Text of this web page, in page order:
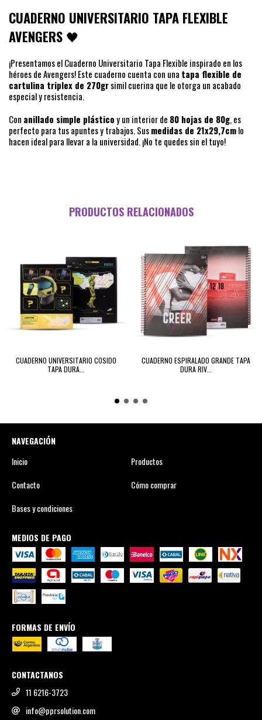
CUADERNO UNIVERSITARIO TAPA FLEXIBLE
AVENGERS 🖤
¡Presentamos el Cuaderno Universitario Tapa Flexible inspirado en los
héroes de Avengers! Este cuaderno cuenta con una tapa flexible de
cartulina triplex de 270grsimil cuerina que le otorga un acabado
especial y resistencia.
Con anillado simple plásticoy un interior de 80 hojas de 80g, es
perfecto para tus apuntes y trabajos. Susmedidas de 21x29,7cmlo
hacen ideal para llevar a la universidad. ¡No te quedes sin el tuyo!
PRODUCTOS RELACIONADOS
CUADERNO UNIVERSITARIO COSIDO
TAPA DURA...
CUADERNO ESPIRALADO GRANDE TAPA
DURA RIV...
NAVEGACIÓN
Inicio
Productos
Contacto
Cómo comprar
Bases y condiciones
MEDIOS DE PAGO
FORMAS DE ENVÍO
CONTACTANOS
11 6216-3723
info@pprsolution.com